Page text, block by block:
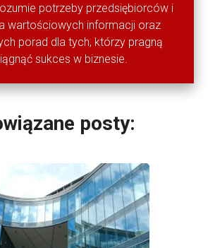
potrzeby przedsiębiorców i
wartościowych informacji oraz
porad dla tych, którzy pragną
sukces w biznesie.
posty: